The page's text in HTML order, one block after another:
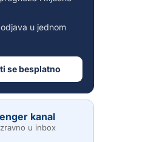
u jednom
se besplatno
kanal
u inbox